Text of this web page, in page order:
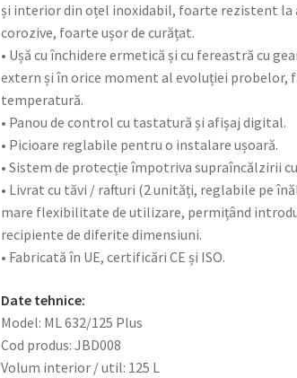
și interior din oțel inoxidabil, foarte rezistent la
corozive, foarte ușor de curățat.
• Ușă cu închidere ermetică și cu fereastră cu
extern și în orice moment al evoluției probelor,
temperatură.
• Panou de control cu tastatură și afișaj digital.
• Picioare reglabile pentru o instalare ușoară.
• Sistem de protecție împotriva supraîncălzirii
• Livrat cu tăvi / rafturi (2 unități, reglabile pe
mare flexibilitate de utilizare, permițând
recipiente de diferite dimensiuni.
• Fabricată în UE, certificări CE și ISO.
Date tehnice:
Model: ML 632/125 Plus
Cod produs: JBD008
Volum interior / util: 125 L